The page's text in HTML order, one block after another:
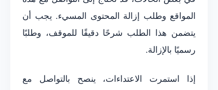
المواقع وطلب إزالة المحتوى المسيء. يجب أن
يتضمن هذا الطلب شرحًا دقيقًا للموقف، وطلبًا
رسميًا بالإزالة.
إذا استمرت الاعتداءات، ينصح بالتواصل مع